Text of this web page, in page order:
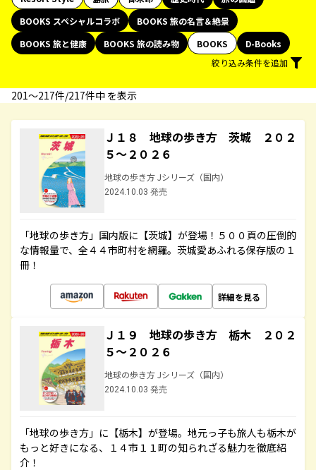
BOOKS スペシャルコラボ
BOOKS 旅の名言＆絶景
BOOKS 旅と健康
BOOKS 旅の読み物 BOOKS
D-Books
絞り込み条件を追加
201〜217件/217件中 を表示
Ｊ１８ 地球の歩き方 茨城 ２０２
５～２０２６
地球の歩き方 Jシリーズ（国内）
2024.10.03 発売
「地球の歩き方」国内版に【茨城】が登場！５００頁の圧倒的
な情報量で、全４４市町村を網羅。茨城愛あふれる保存版の１
冊！
詳細を見る
Ｊ１９ 地球の歩き方 栃木 ２０２
５～２０２６
地球の歩き方 Jシリーズ（国内）
2024.10.03 発売
「地球の歩き方」に【栃木】が登場。地元っ子も旅人も栃木が
もっと好きになる、１４市１１町の知られざる魅力を徹底紹
介！